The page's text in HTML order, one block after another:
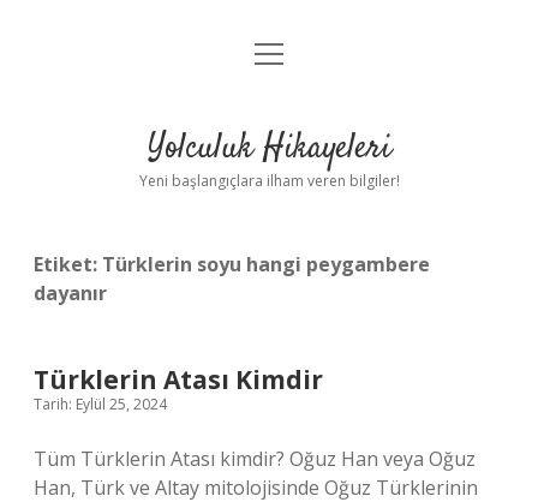
Anasayfa
Yasal Uyarı
menüyü
Yolculuk Hikayeleri
Yeni başlangıçlara ilham veren bilgiler!
Etiket: Türklerin soyu hangi peygambere
dayanır
Türklerin Atası Kimdir
Tarih: Eylül 25, 2024
Tüm Türklerin Atası kimdir? Oğuz Han veya Oğuz
Han, Türk ve Altay mitolojisinde Oğuz Türklerinin